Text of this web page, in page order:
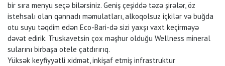
bir sıra menyu seçə bilərsiniz. Geniş çeşiddə təzə şirələr, öz
istehsalı olan qənnadı məmulatları, alkoqolsuz içkilər və buğda
otu suyu təqdim edən Eco-Bari-də sizi yaxşı vaxt keçirməyə
dəvət edirik. Truskavetsin çox məşhur olduğu Wellness mineral
sularını birbaşa otele çatdırırıq.
Yüksək keyfiyyətli xidmət, inkişaf etmiş infrastruktur